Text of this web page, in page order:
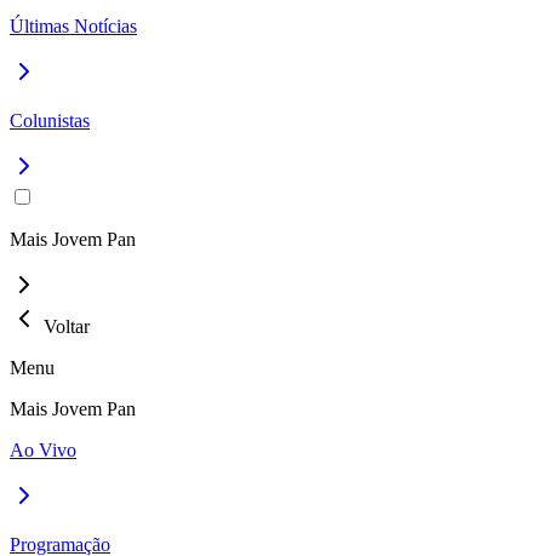
Últimas Notícias
Colunistas
Mais Jovem Pan
Voltar
Menu
Mais Jovem Pan
Ao Vivo
Programação